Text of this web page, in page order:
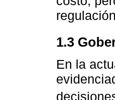
1.3
En la